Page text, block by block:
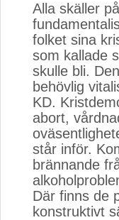
Alla skäller
folket sina
som kallade
skulle bli.
behövlig
KD.
abort,
står inför.
brännande
Där finns de
konstruktivt